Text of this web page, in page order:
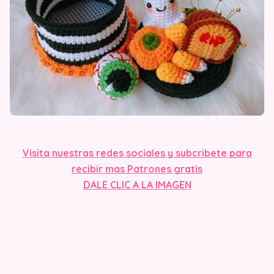
Visita nuestras redes sociales y subcribete para
recibir mas Patrones gratis
DALE CLIC A LA IMAGEN